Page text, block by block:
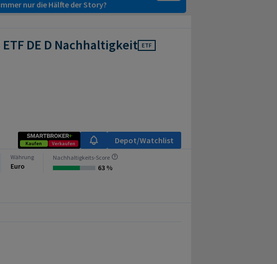
nur die Hälfte der Story?
DE D Nachhaltigkeit ETF
Kaufen Verkaufen Depot/Watchlist
Währung
Euro
Nachhaltigkeits-Score
63 %